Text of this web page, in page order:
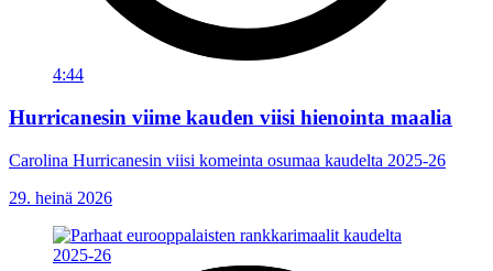
4:44
Hurricanesin viime kauden viisi hienointa maalia
Carolina Hurricanesin viisi komeinta osumaa kaudelta 2025-26
29. heinä 2026